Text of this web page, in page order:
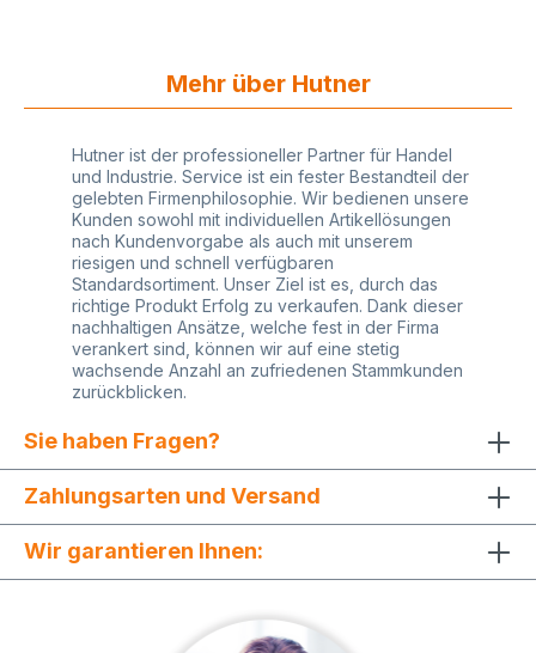
Mehr über Hutner
Hutner ist der professioneller Partner für Handel
und Industrie. Service ist ein fester Bestandteil der
gelebten Firmenphilosophie. Wir bedienen unsere
Kunden sowohl mit individuellen Artikellösungen
nach Kundenvorgabe als auch mit unserem
riesigen und schnell verfügbaren
Standardsortiment. Unser Ziel ist es, durch das
richtige Produkt Erfolg zu verkaufen. Dank dieser
nachhaltigen Ansätze, welche fest in der Firma
verankert sind, können wir auf eine stetig
wachsende Anzahl an zufriedenen Stammkunden
zurückblicken.
Sie haben Fragen?
Zahlungsarten und Versand
Wir garantieren Ihnen: